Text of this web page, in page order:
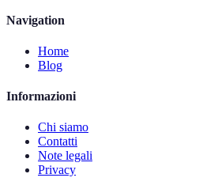
Navigation
Home
Blog
Informazioni
Chi siamo
Contatti
Note legali
Privacy